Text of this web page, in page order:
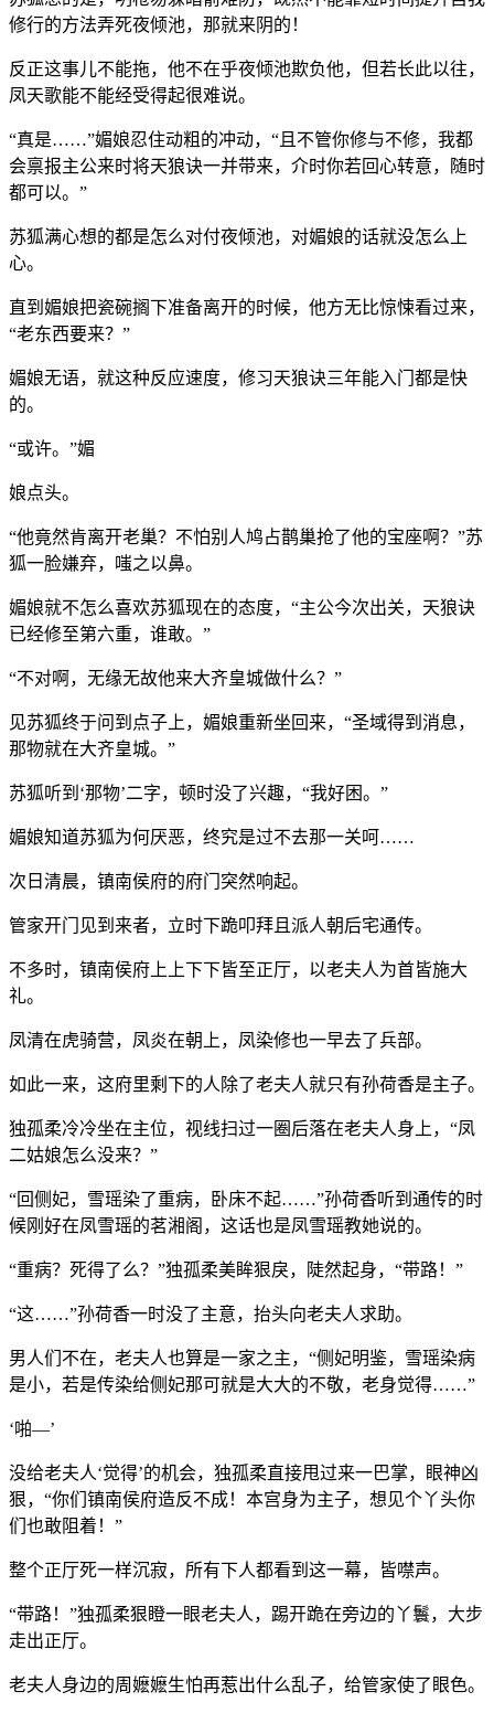
修行的方法弄死夜倾池，那就来阴的！
反正这事儿不能拖，他不在乎夜倾池欺负他，但若长此以往，
凤天歌能不能经受得起很难说。
“真是……”媚娘忍住动粗的冲动，“且不管你修与不修，我都
会禀报主公来时将天狼诀一并带来，介时你若回心转意，随时
都可以。”
苏狐满心想的都是怎么对付夜倾池，对媚娘的话就没怎么上
心。
直到媚娘把瓷碗搁下准备离开的时候，他方无比惊悚看过来，
“老东西要来？”
媚娘无语，就这种反应速度，修习天狼诀三年能入门都是快
的。
“或许。”媚
娘点头。
“他竟然肯离开老巢？不怕别人鸠占鹊巢抢了他的宝座啊？”苏
狐一脸嫌弃，嗤之以鼻。
媚娘就不怎么喜欢苏狐现在的态度，“主公今次出关，天狼诀
已经修至第六重，谁敢。”
“不对啊，无缘无故他来大齐皇城做什么？”
见苏狐终于问到点子上，媚娘重新坐回来，“圣域得到消息，
那物就在大齐皇城。”
苏狐听到‘那物’二字，顿时没了兴趣，“我好困。”
媚娘知道苏狐为何厌恶，终究是过不去那一关呵……
次日清晨，镇南侯府的府门突然响起。
管家开门见到来者，立时下跪叩拜且派人朝后宅通传。
不多时，镇南侯府上上下下皆至正厅，以老夫人为首皆施大
礼。
凤清在虎骑营，凤炎在朝上，凤染修也一早去了兵部。
如此一来，这府里剩下的人除了老夫人就只有孙荷香是主子。
独孤柔冷冷坐在主位，视线扫过一圈后落在老夫人身上，“凤
二姑娘怎么没来？”
“回侧妃，雪瑶染了重病，卧床不起……”孙荷香听到通传的时
候刚好在凤雪瑶的茗湘阁，这话也是凤雪瑶教她说的。
“重病？死得了么？”独孤柔美眸狠戾，陡然起身，“带路！”
“这……”孙荷香一时没了主意，抬头向老夫人求助。
男人们不在，老夫人也算是一家之主，“侧妃明鉴，雪瑶染病
是小，若是传染给侧妃那可就是大大的不敬，老身觉得……”
‘啪—’
没给老夫人‘觉得’的机会，独孤柔直接甩过来一巴掌，眼神凶
狠，“你们镇南侯府造反不成！本宫身为主子，想见个丫头你
们也敢阻着！”
整个正厅死一样沉寂，所有下人都看到这一幕，皆噤声。
“带路！”独孤柔狠瞪一眼老夫人，踢开跪在旁边的丫鬟，大步
走出正厅。
老夫人身边的周嬷嬷生怕再惹出什么乱子，给管家使了眼色。